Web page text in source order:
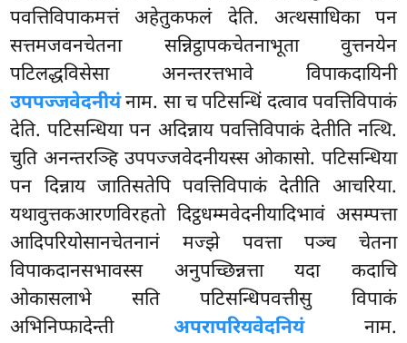
पवत्तिविपाकमत्तं अहेतुकफलं देति. अत्थसाधिका पन
सत्तमजवनचेतना सन्निट्ठापकचेतनाभूता वुत्तनयेन
पटिलद्धविसेसा अनन्तरत्तभावे विपाकदायिनी
उपपज्जवेदनीयंनाम. सा च पटिसन्धिं दत्वाव पवत्तिविपाकं
देति. पटिसन्धियापन अदिन्नाय पवत्तिविपाकं देतीति नत्थि.
चुति अनन्तरञ्हि उपपज्जवेदनीयस्स ओकासो. पटिसन्धिया
पन दिन्नाय जातिसतेपि पवत्तिविपाकं देतीति आचरिया.
यथावुत्तकआरणविरहतो दिट्ठधम्मवेदनीयादिभावं असम्पत्ता
आदिपरियोसानचेतनानं मज्झे पवत्ता पञ्च चेतना
विपाकदानसभावस्स अनुपच्छिन्नत्ता यदा कदाचि
ओकासलाभे सति पटिसन्धिपवत्तीसु विपाकं
अभिनिप्फादेन्ती अपरापरियवेदनियंनाम.